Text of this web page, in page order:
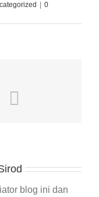
0
WhatsApp
blog ini dan